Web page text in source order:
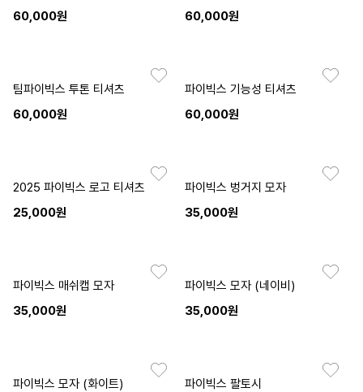
60,000원
60,000원
팀파이빅스 투톤 티셔츠
60,000원
파이빅스 기능성 티셔츠
60,000원
2025 파이빅스 로고 티셔츠
25,000원
파이빅스 벙거지 모자
35,000원
파이빅스 매쉬캡 모자
35,000원
파이빅스 모자 (네이비)
35,000원
파이빅스 모자 (화이트)
파이빅스 팔토시